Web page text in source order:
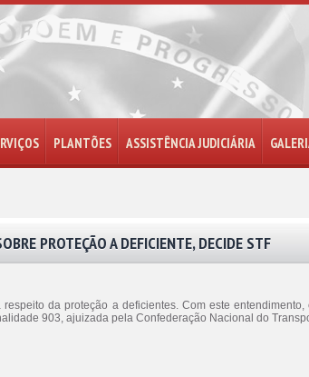
PLANTÕES ASSISTÊNCIA JUDICIÁRIA
PROTEÇÃO A DEFICIENTE, DECIDE STF
da proteção a deficientes. Com este
903, ajuizada pela Confederação Nacional do